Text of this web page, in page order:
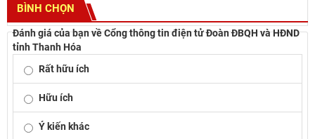
BÌNH CHỌN
Đánh giá của bạn về Cổng thông tin điện tử Đoàn ĐBQH và HĐND
tỉnh Thanh Hóa
Rất hữu ích
Hữu ích
Ý kiến khác